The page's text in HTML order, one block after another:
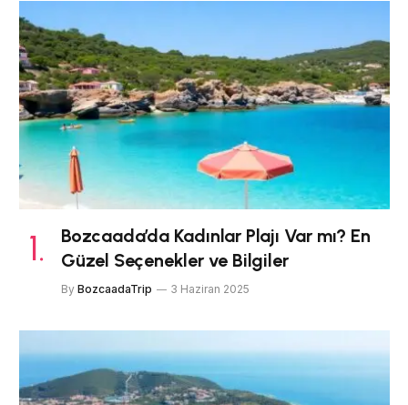
Bozcaada’da Kadınlar Plajı Var mı? En
Güzel Seçenekler ve Bilgiler
By BozcaadaTrip 3 Haziran 2025